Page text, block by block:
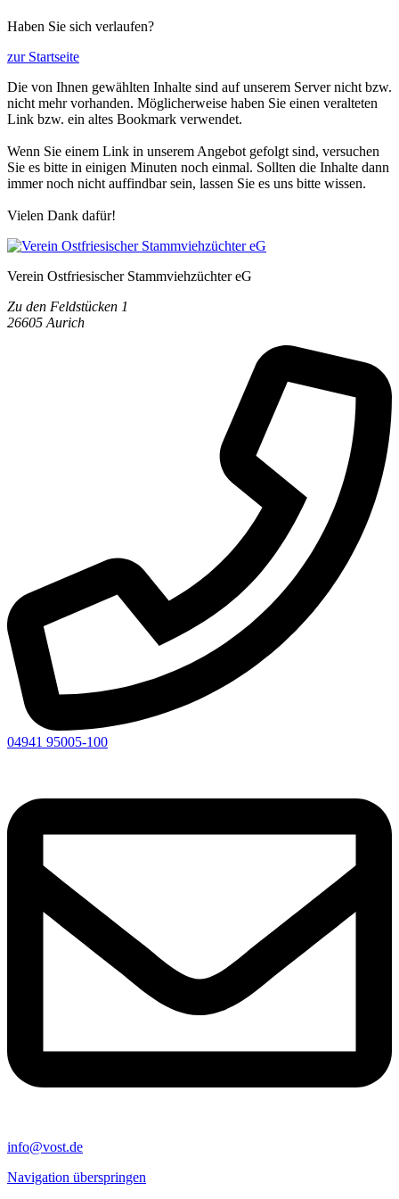
Haben Sie sich verlaufen?
zur Startseite
Die von Ihnen gewählten Inhalte sind auf unserem Server nicht bzw.
nicht mehr vorhanden. Möglicherweise haben Sie einen veralteten
Link bzw. ein altes Bookmark verwendet.
Wenn Sie einem Link in unserem Angebot gefolgt sind, versuchen
Sie es bitte in einigen Minuten noch einmal. Sollten die Inhalte dann
immer noch nicht auffindbar sein, lassen Sie es uns bitte wissen.
Vielen Dank dafür!
Verein Ostfriesischer Stammviehzüchter eG
Zu den Feldstücken 1
26605 Aurich
04941 95005-100
info@vost.de
Navigation überspringen